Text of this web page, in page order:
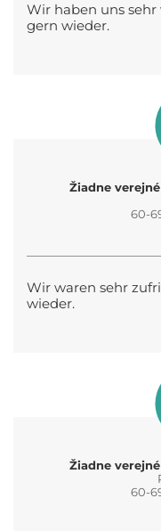
Wir haben uns
gern wieder.
Žiadne
60-
Wir waren sehr
wieder.
Žiadne
60-